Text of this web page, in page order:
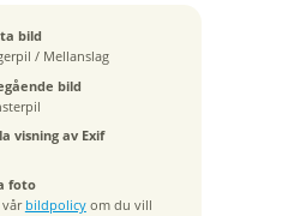
bild
/ Mellanslag
bild
visning av Exif
foto
vår bildpolicyom du vill